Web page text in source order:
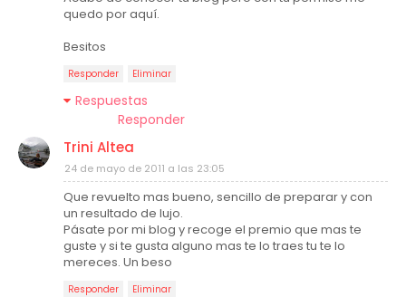
quedo por aquí.
Besitos
Responder Eliminar
Respuestas
Responder
Trini Altea
24 de mayo de 2011 a las 23:05
Que revuelto mas bueno, sencillo de preparar y con
un resultado de lujo.
Pásate por mi blog y recoge el premio que mas te
guste y si te gusta alguno mas te lo traes tu te lo
mereces. Un beso
Responder Eliminar